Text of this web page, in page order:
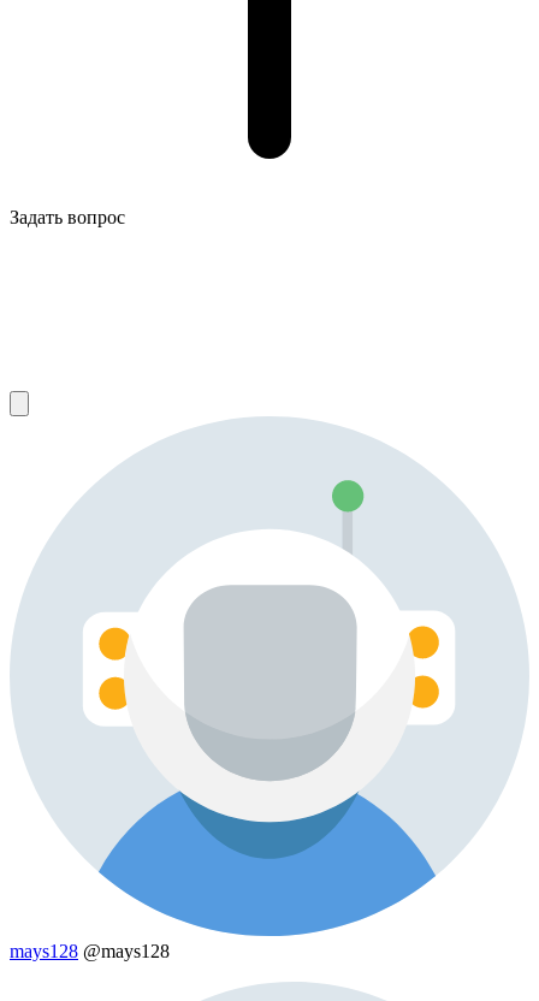
Задать вопрос
mays128 @mays128